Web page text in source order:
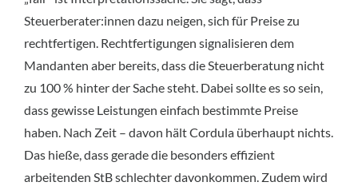
Steuerberater:innen dazu neigen, sich für Preise zu
rechtfertigen. Rechtfertigungen signalisieren dem
Mandanten aber bereits, dass die Steuerberatung nicht
zu 100 % hinter der Sache steht. Dabei sollte es so sein,
dass gewisse Leistungen einfach bestimmte Preise
haben. Nach Zeit – davon hält Cordula überhaupt nichts.
Das hieße, dass gerade die besonders effizient
arbeitenden StB schlechter davonkommen. Zudem wird